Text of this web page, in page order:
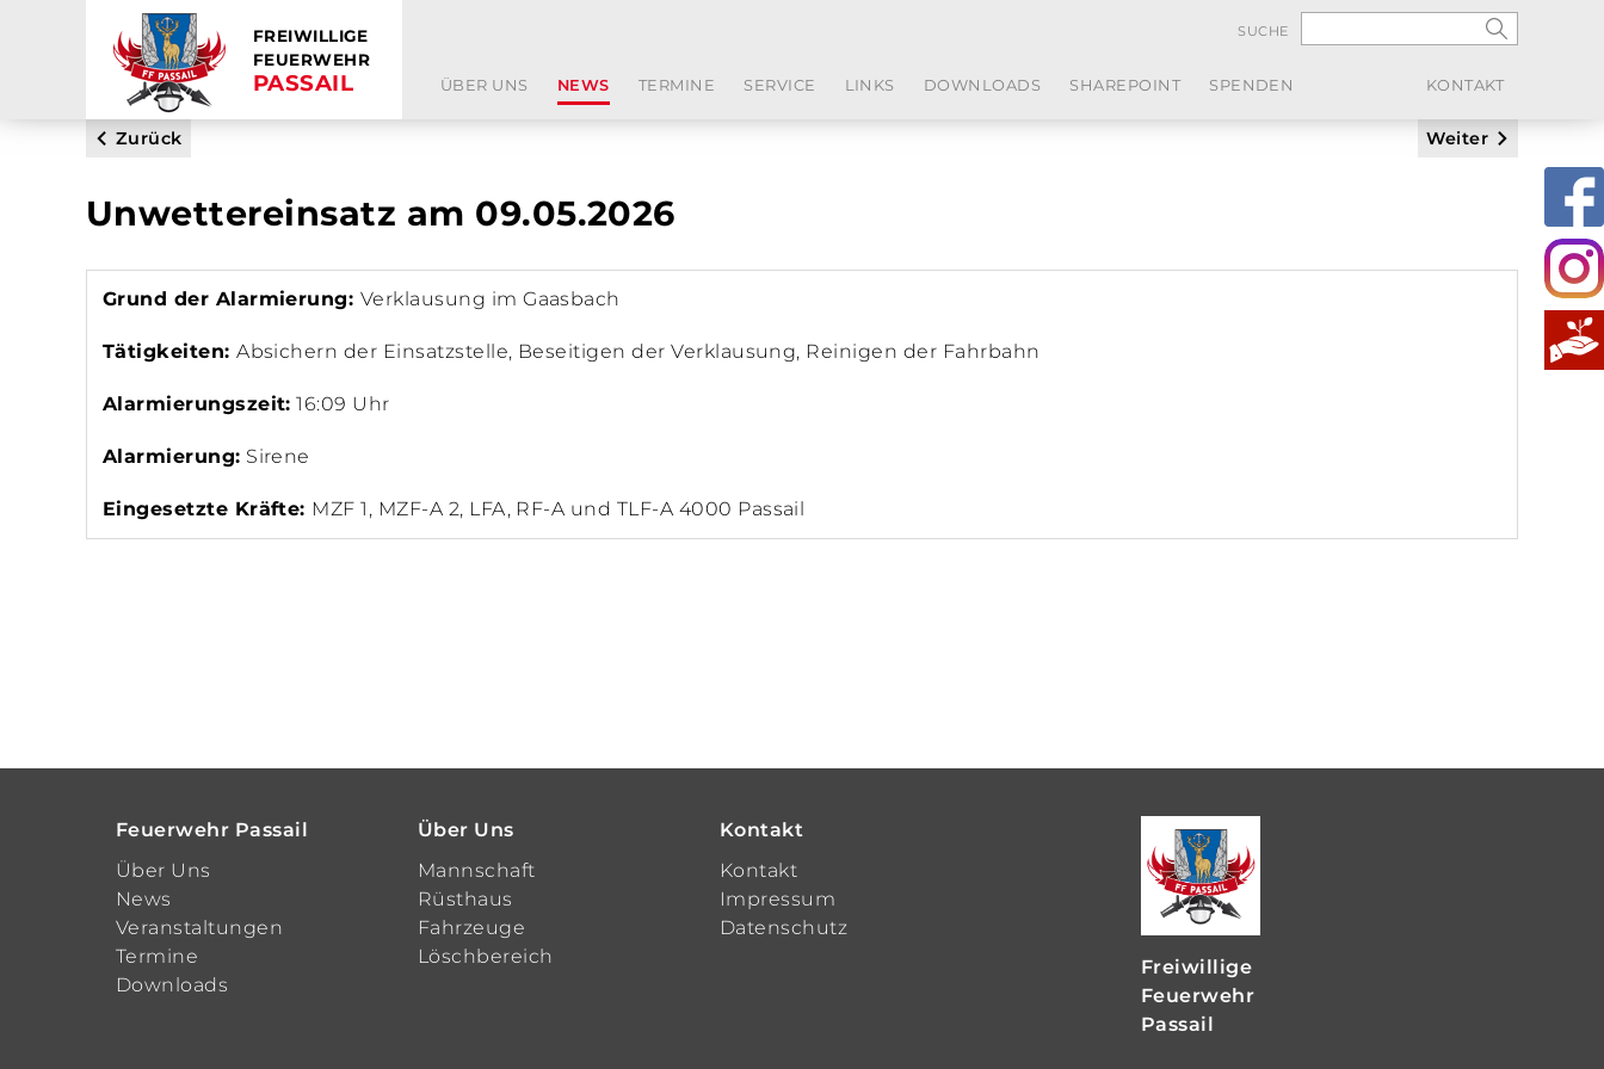
FREIWILLIGE
FEUERWEHR
PASSAIL ÜBER UNS NEWS TERMINE SERVICE LINKS DOWNLOADS SHAREPOINT SPENDEN KONTAKT
SUCHE
Zurück Weiter
Unwettereinsatz am 09.05.2026
Grund der Alarmierung: Verklausung im Gaasbach
Tätigkeiten:Absichern der Einsatzstelle, Beseitigen der Verklausung, Reinigen der Fahrbahn
Alarmierungszeit: 16:09 Uhr
Alarmierung: Sirene
Eingesetzte Kräfte: MZF 1, MZF-A 2, LFA, RF-A und TLF-A 4000 Passail
Feuerwehr Passail
Über Uns
News
Veranstaltungen
Termine
Downloads
Über Uns
Mannschaft
Rüsthaus
Fahrzeuge
Löschbereich
Kontakt
Kontakt
Impressum
Datenschutz
Freiwillige
Feuerwehr
Passail